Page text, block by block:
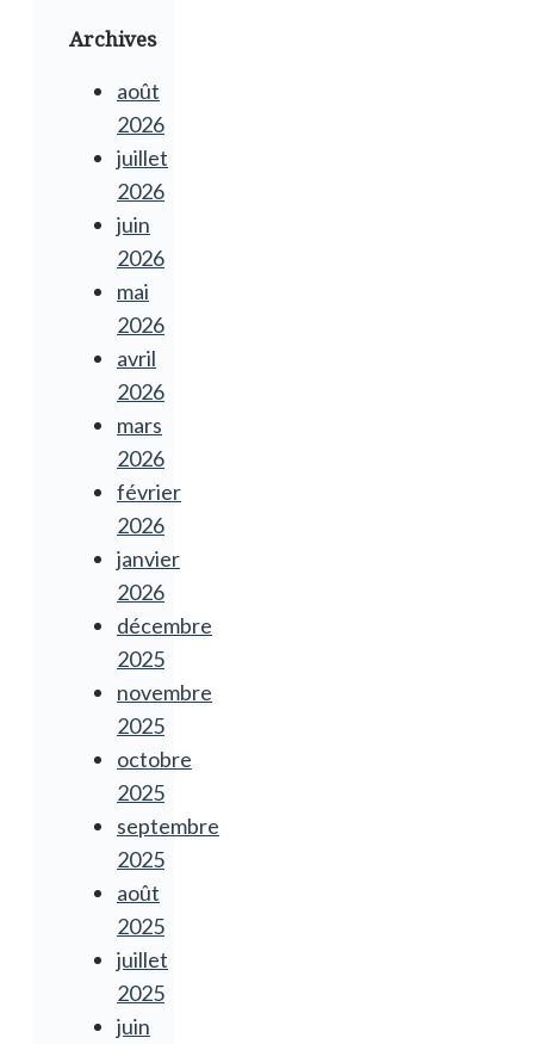
Archives
août
2026
juillet
2026
juin
2026
mai
2026
avril
2026
mars
2026
février
2026
janvier
2026
décembre
2025
novembre
2025
octobre
2025
septembre
2025
août
2025
juillet
2025
juin